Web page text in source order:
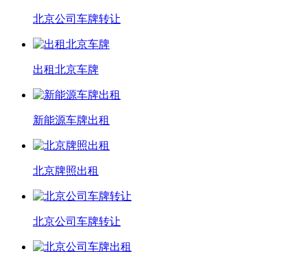
北京公司车牌转让
出租北京车牌
新能源车牌出租
北京牌照出租
北京公司车牌转让